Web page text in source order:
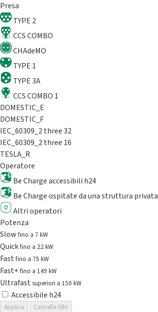
Presa
TYPE 2
CCS COMBO
CHAdeMO
TYPE 1
TYPE 3A
CCS COMBO 1
DOMESTIC_E
DOMESTIC_F
IEC_60309_2 three 32
IEC_60309_2 three 16
TESLA_R
Operatore
Be Charge accessibili h24
Be Charge ospitate da una struttura privata
Altri operatori
Potenza
Slowfino a 7 kW
Quickfino a 22 kW
Fastfino a 75 kW
Fast+fino a 149 kW
Ultrafast superiori a 150 kW
Accessibile h24
Applica
Cancella filtri